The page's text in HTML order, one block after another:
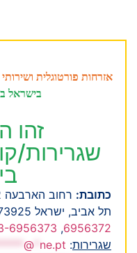
אזרחות פורטוגלית
בישראל
זהו
שגרירות/
כתובת:
תל אביב, ישראל 6473925.
6956372
,
6956373
שגרירות:
@ ne.pt